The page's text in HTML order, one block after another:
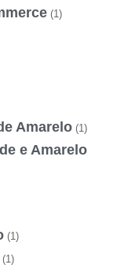
(1)
Amarelo (1)
e Amarelo
(1)
(1)